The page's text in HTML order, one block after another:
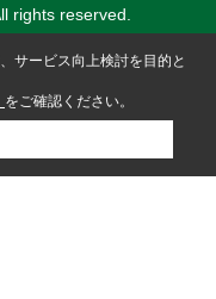
rights reserved.
サービス向上検討を目的と
をご確認ください。